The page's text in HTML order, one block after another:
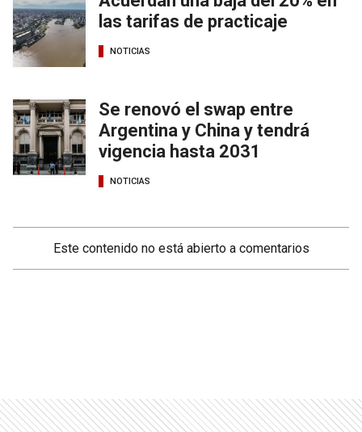
las tarifas de practicaje
NOTICIAS
Se renovó el swap entre
Argentina y China y tendrá
vigencia hasta 2031
NOTICIAS
Este contenido no está abierto a comentarios